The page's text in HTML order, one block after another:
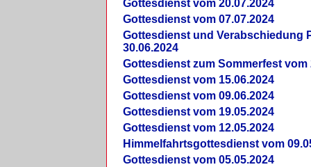
Gottesdienst vom 20.07.2024
Gottesdienst vom 07.07.2024
Gottesdienst und Verabschiedung
30.06.2024
Gottesdienst zum Sommerfest vom
Gottesdienst vom 15.06.2024
Gottesdienst vom 09.06.2024
Gottesdienst vom 19.05.2024
Gottesdienst vom 12.05.2024
Himmelfahrtsgottesdienst vom
Gottesdienst vom 05.05.2024